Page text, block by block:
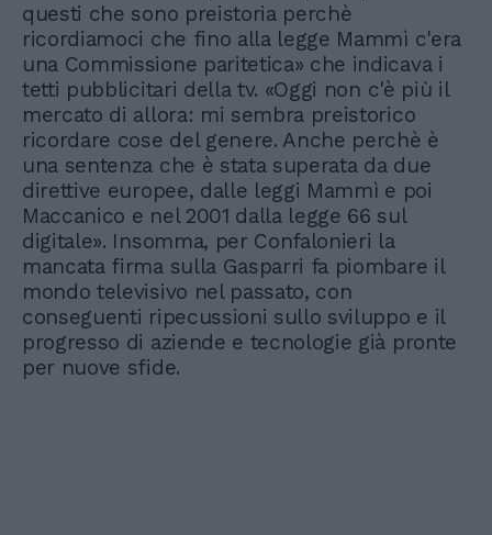
questi che sono preistoria perchè
ricordiamoci che fino alla legge Mammì c'era
una Commissione paritetica» che indicava i
tetti pubblicitari della tv. «Oggi non c'è più il
mercato di allora: mi sembra preistorico
ricordare cose del genere. Anche perchè è
una sentenza che è stata superata da due
direttive europee, dalle leggi Mammì e poi
Maccanico e nel 2001 dalla legge 66 sul
digitale». Insomma, per Confalonieri la
mancata firma sulla Gasparri fa piombare il
mondo televisivo nel passato, con
conseguenti ripecussioni sullo sviluppo e il
progresso di aziende e tecnologie già pronte
per nuove sfide.